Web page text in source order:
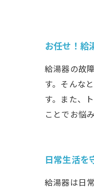
お任せ！給
給湯器の故
す。そんな
す。また、
ことでお悩
日常生活を
給湯器は日